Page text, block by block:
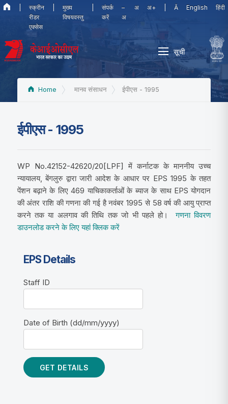
स्क्रीन
रीडर
एक्सेस
मुख्य
विषयवस्तु
संपर्क
करें
–
अ
अ अ+ Ā English हिंदी
सूची
Home मानव संसाधन ईपीएस - 1995
ईपीएस - 1995
WP No.42152-42620/20[LPF] में कर्नाटक के माननीय उच्च
न्यायालय, बेंगलुरु द्वारा जारी आदेश के आधार पर EPS 1995 के तहत
पेंशन बढ़ाने के लिए 469 याचिकाकर्ताओं के ब्याज के साथ EPS योगदान
की अंतर राशि की गणना की गई है नवंबर 1995 से 58 वर्ष की आयु प्राप्त
करने तक या अलगाव की तिथि तक जो भी पहले हो।गणना विवरण
डाउनलोड करने के लिए यहां क्लिक करें
EPS Details
Staff ID
Date of Birth (dd/mm/yyyy)